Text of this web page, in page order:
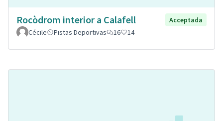
Rocòdrom interior a Calafell
Acceptada
Cécile
Pistas Deportivas 16 14